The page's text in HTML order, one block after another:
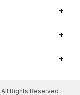
+
+
+
All Rights Reserved